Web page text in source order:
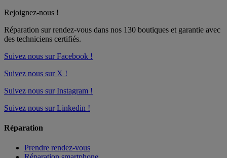
Rejoignez-nous !
Réparation sur rendez-vous dans nos 130 boutiques et garantie avec
des techniciens certifiés.
Suivez nous sur Facebook !
Suivez nous sur X !
Suivez nous sur Instagram !
Suivez nous sur Linkedin !
Réparation
Prendre rendez-vous